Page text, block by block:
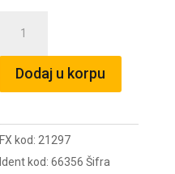
44x37x10
Dodaj u korpu
FX kod: 21297
Ident kod: 66356 Šifra